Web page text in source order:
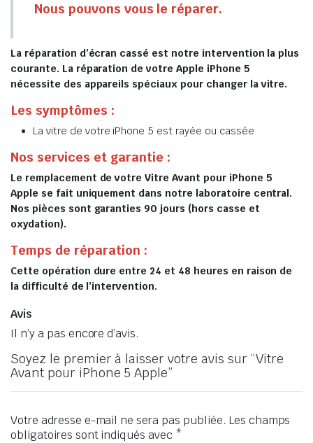
Nous pouvons vous le réparer.
La réparation d’écran cassé est notre intervention la plus
courante. La réparation de votre Apple iPhone 5
nécessite des appareils spéciaux pour changer la vitre.
Les symptômes :
La vitre de votre iPhone 5 est rayée ou cassée
Nos services et garantie :
Le remplacement de votre Vitre Avant pour iPhone 5
Apple se fait uniquement dans notre laboratoire central.
Nos pièces sont garanties 90 jours (hors casse et
oxydation).
Temps de réparation :
Cette opération dure entre 24 et 48 heures en raison de
la difficulté de l’intervention.
Avis
Il n’y a pas encore d’avis.
Soyez le premier à laisser votre avis sur “Vitre
Avant pour iPhone 5 Apple”
Votre adresse e-mail ne sera pas publiée. Les champs
obligatoires sont indiqués avec *